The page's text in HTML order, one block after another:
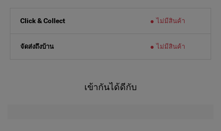
Click & Collect ไม่มีสินค้า
จัดส่งถึงบ้าน ไม่มีสินค้า
เข้ากันได้ดีกับ